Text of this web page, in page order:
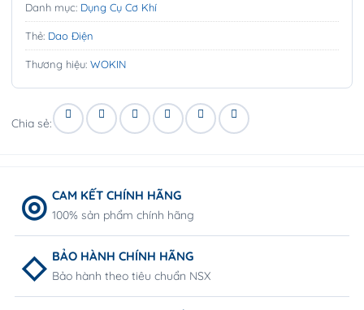
Danh mục: Dụng Cụ Cơ Khí
Thẻ: Dao Điện
Thương hiệu: WOKIN
Chia sẻ:
CAM KẾT CHÍNH HÃNG
100% sản phẩm chính hãng
BẢO HÀNH CHÍNH HÃNG
Bảo hành theo tiêu chuẩn NSX